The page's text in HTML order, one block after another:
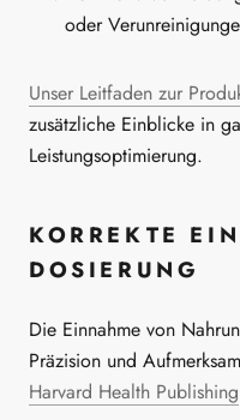
oder
Unser Leitfaden zur
zusätzliche Einblicke in
Leistungsoptimierung.
KORREKTE
DOSIERUNG
Die Einnahme von
Präzision und
Harvard Health Publishing